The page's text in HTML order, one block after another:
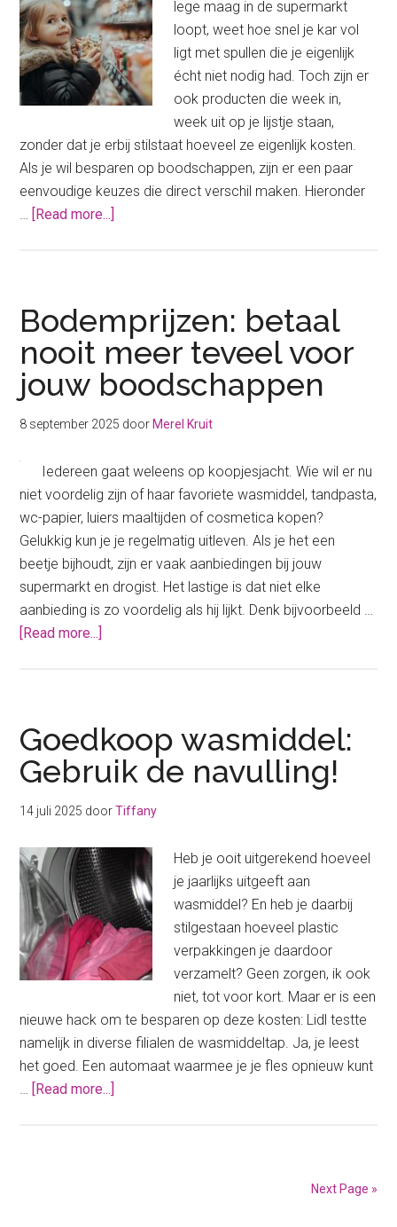
lege maag in de supermarkt
loopt, weet hoe snel je kar vol
ligt met spullen die je eigenlijk
écht niet nodig had. Toch zijn er
ook producten die week in,
week uit op je lijstje staan,
zonder dat je erbij stilstaat hoeveel ze eigenlijk kosten.
Als je wil besparen op boodschappen, zijn er een paar
eenvoudige keuzes die direct verschil maken. Hieronder
…
[Read more...]
je
per
direct
schrappen
uit
boodschappenlijst
Bodemprijzen: betaal
nooit meer teveel voor
jouw boodschappen
8 september 2025 door Merel Kruit
Iedereen gaat weleens op koopjesjacht. Wie wil er nu
niet voordelig zijn of haar favoriete wasmiddel, tandpasta,
wc-papier, luiers maaltijden of cosmetica kopen?
Gelukkig kun je je regelmatig uitleven. Als je het een
beetje bijhoudt, zijn er vaak aanbiedingen bij jouw
supermarkt en drogist. Het lastige is dat niet elke
aanbieding is zo voordelig als hij lijkt. Denk bijvoorbeeld …
[Read more...]
meer
teveel
voor
boodschappen
Goedkoop wasmiddel:
Gebruik de navulling!
14 juli 2025 doorTiffany
Heb je ooit uitgerekend hoeveel
je jaarlijks uitgeeft aan
wasmiddel? En heb je daarbij
stilgestaan hoeveel plastic
verpakkingen je daardoor
verzamelt? Geen zorgen, ik ook
niet, tot voor kort. Maar er is een
nieuwe hack om te besparen op deze kosten: Lidl testte
namelijk in diverse filialen de wasmiddeltap. Ja, je leest
het goed. Een automaat waarmee je je fles opnieuw kunt
…
[Read more...]
Next Page »